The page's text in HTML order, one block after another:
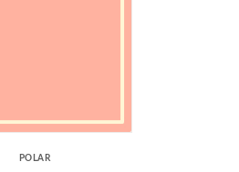
POLAR